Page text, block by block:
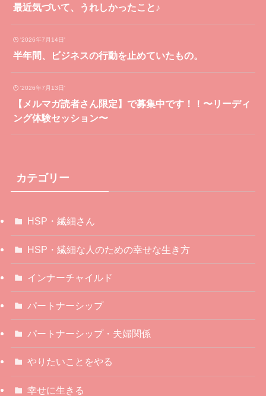
最近気づいて、うれしかったこと♪
'2026年7月14日'
半年間、ビジネスの行動を止めていたもの。
'2026年7月13日'
【メルマガ読者さん限定】で募集中です！！〜リーディ
ング体験セッション〜
カテゴリー
HSP・繊細さん
HSP・繊細な人のための幸せな生き方
インナーチャイルド
パートナーシップ
パートナーシップ・夫婦関係
やりたいことをやる
幸せに生きる